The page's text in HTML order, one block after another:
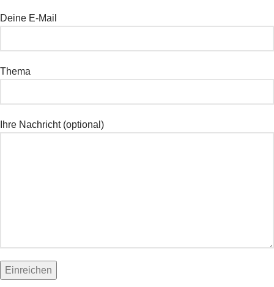
Deine E-Mail
Thema
Ihre Nachricht (optional)